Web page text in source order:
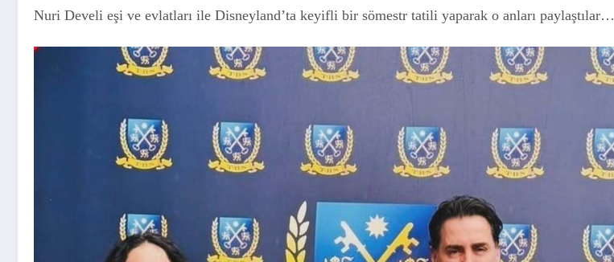
Nuri Develi eşi ve evlatları ile Disneyland’ta keyifli bir sömestr tatili yaparak o anları paylaştılar…